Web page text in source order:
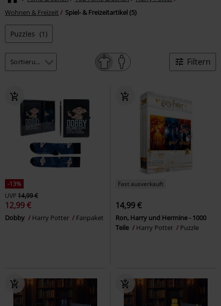
Wohnen & Freizeit
Spiel- & Freizeitartikel (5)
Puzzles (1)
Filtern
-13%
UVP14,99 €
12,99 €
Dobby Harry Potter Fanpaket
Fast ausverkauft
14,99 €
Ron, Harry und Hermine - 1000
Teile
Harry Potter Puzzle